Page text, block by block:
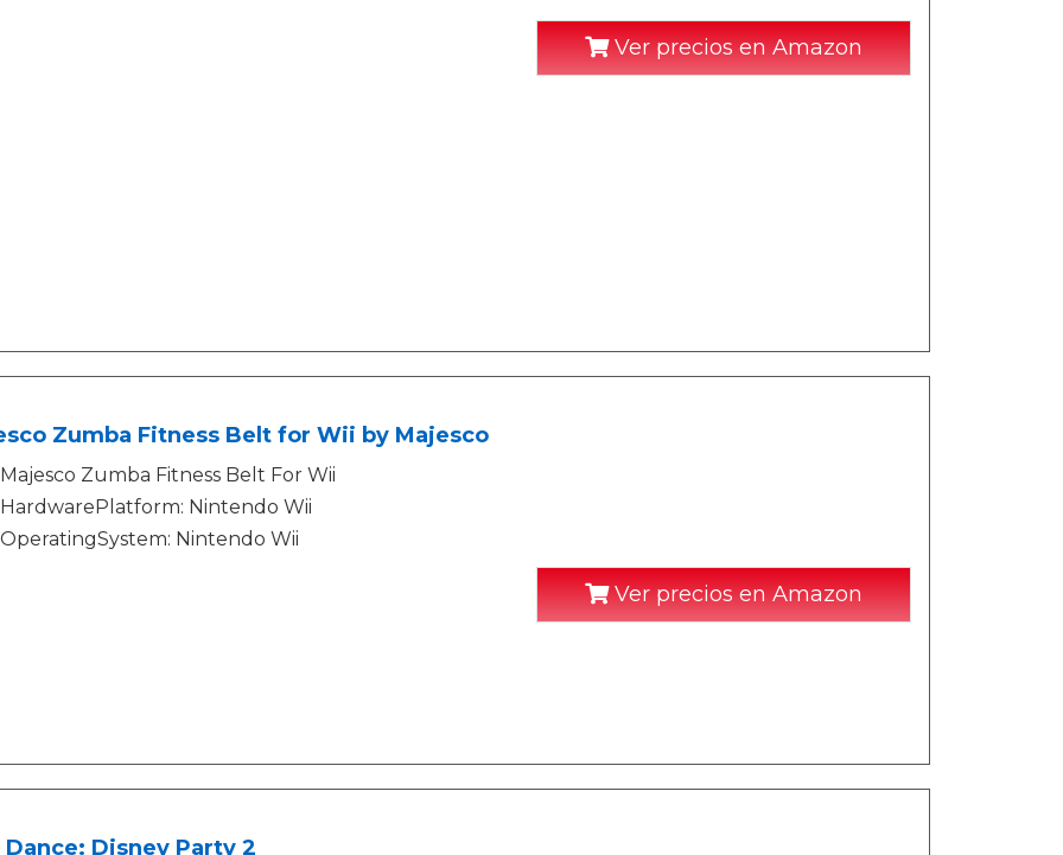
Ver precios en Amazon
Zumba Fitness Belt for Wii by Majesco
Majesco Zumba Fitness Belt For Wii
HardwarePlatform: Nintendo Wii
OperatingSystem: Nintendo Wii
Ver precios en Amazon
Disney Party 2